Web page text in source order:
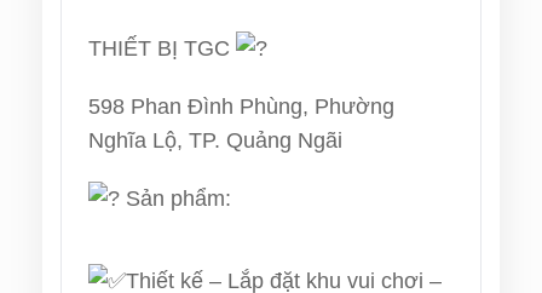
THIẾT BỊ TGC
598 Phan Đình Phùng, Phường
Nghĩa Lộ, TP. Quảng Ngãi
Sản phẩm:
Thiết kế – Lắp đặt khu vui chơi –